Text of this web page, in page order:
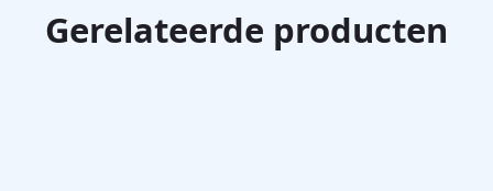
Gerelateerde producten